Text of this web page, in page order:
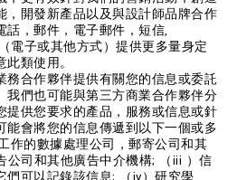
，開發新產品以及與設計師品牌合作
話，郵件，電子郵件，短信,
電子或其他方式）提供更多量身定
類使用。
務合作夥伴提供有關您的信息或委託
我們也可能與第三方商業合作夥伴分
提供您要求的產品，服務或信息或針
能會將您的信息傳遞到以下一個或多
作的數據處理公司，郵寄公司和其
公司和其他廣告中介機構; （iii ）信